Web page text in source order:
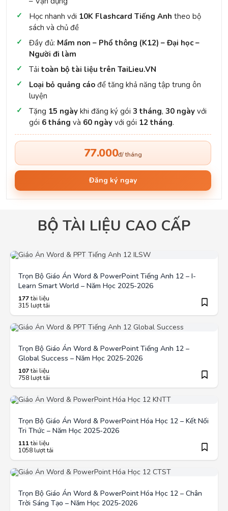
Học nhanh với 10K Flashcard Tiếng Anh theo bộ
sách và chủ đề
Đầy đủ: Mầm non – Phổ thông (K12) – Đại học –
Người đi làm
Tải toàn bộ tài liệu trên TaiLieu.VN
Loại bỏ quảng cáo để tăng khả năng tập trung ôn
luyện
Tặng 15 ngày khi đăng ký gói 3 tháng, 30 ngày với
gói 6 tháng và 60 ngày với gói 12 tháng.
77.000đ/ tháng
Đăng ký ngay
BỘ TÀI LIỆU CAO CẤP
Trọn Bộ Giáo Án Word & PowerPoint Tiếng Anh 12 – I-
Learn Smart World – Năm Học 2025-2026
177tài liệu
315 lượt tải
Trọn Bộ Giáo Án Word & PowerPoint Tiếng Anh 12 –
Global Success – Năm Học 2025-2026
107tài liệu
758 lượt tải
Trọn Bộ Giáo Án Word & PowerPoint Hóa Học 12 – Kết Nối
Tri Thức – Năm Học 2025-2026
111tài liệu
1058 lượt tải
Trọn Bộ Giáo Án Word & PowerPoint Hóa Học 12 – Chân
Trời Sáng Tạo – Năm Học 2025-2026